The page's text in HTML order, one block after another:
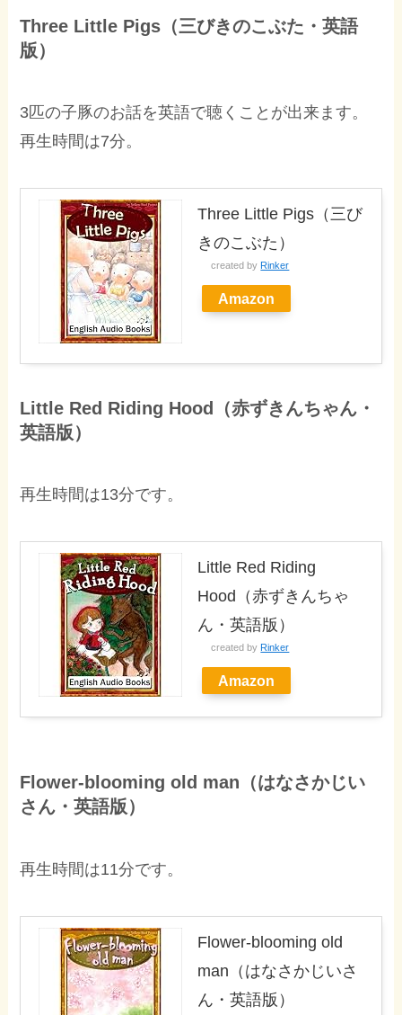
Three Little Pigs（三びきのこぶた・英語
版）
3匹の子豚のお話を英語で聴くことが出来ます。
再生時間は7分。
Three Little Pigs（三び
きのこぶた）
created by Rinker
Amazon
Little Red Riding Hood（赤ずきんちゃん・
英語版）
再生時間は13分です。
Little Red Riding
Hood（赤ずきんちゃ
ん・英語版）
created by Rinker
Amazon
Flower-blooming old man（はなさかじい
さん・英語版）
再生時間は11分です。
Flower-blooming old
man（はなさかじいさ
ん・英語版）